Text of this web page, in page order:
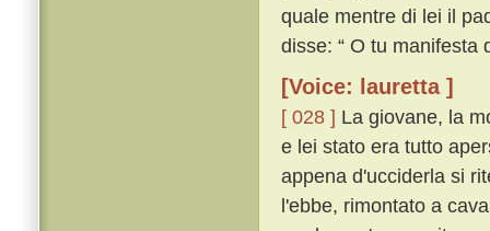
quale mentre di lei il
disse: “ O tu manifesta
[Voice: lauretta ]
[ 028 ] La giovane, la
e lei stato era tutto
appena d'ucciderla si
l'ebbe, rimontato a